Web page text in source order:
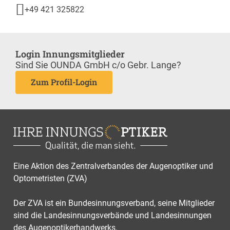
+49 421 325822
Login Innungsmitglieder
Sind Sie OUNDA GmbH c/o Gebr. Lange?
Zum Profil-Login
Eine Aktion des Zentralverbandes der Augenoptiker und
Optometristen (ZVA)
Der ZVA ist ein Bundesinnungsverband, seine Mitglieder
sind die Landesinnungsverbände und Landesinnungen
des Augenoptikerhandwerks.